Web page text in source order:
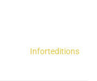
Inforteditions